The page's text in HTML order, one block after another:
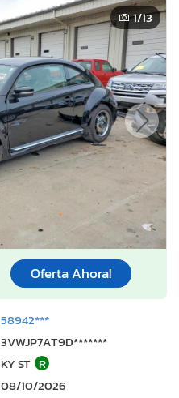
1/13
Oferta Ahora!
58942***
3VWJP7AT9D*******
KY ST R
08/10/2026